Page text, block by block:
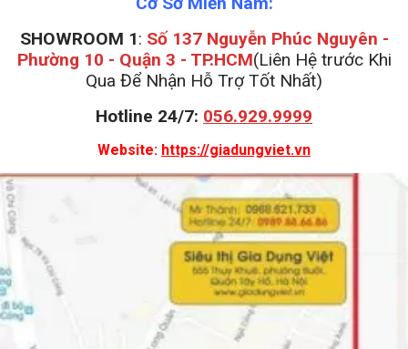
SHOWROOM 1: Số 137 Nguyễn Phúc Nguyên -
Phường 10 - Quận 3 - TP.HCM(Liên Hệ trước Khi
Qua Để Nhận Hỗ Trợ Tốt Nhất)
Hotline 24/7: 056.929.9999
Website: https://giadungviet.vn